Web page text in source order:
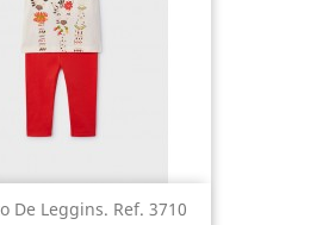
De Leggins. Ref. 3710